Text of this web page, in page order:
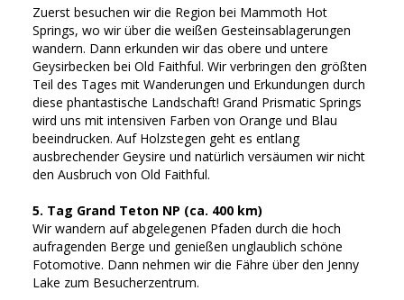
Zuerst besuchen wir die Region bei Mammoth Hot
Springs, wo wir über die weißen Gesteinsablagerungen
wandern. Dann erkunden wir das obere und untere
Geysirbecken bei Old Faithful. Wir verbringen den größten
Teil des Tages mit Wanderungen und Erkundungen durch
diese phantastische Landschaft! Grand Prismatic Springs
wird uns mit intensiven Farben von Orange und Blau
beeindrucken. Auf Holzstegen geht es entlang
ausbrechender Geysire und natürlich versäumen wir nicht
den Ausbruch von Old Faithful.
5. Tag Grand Teton NP (ca. 400 km)
Wir wandern auf abgelegenen Pfaden durch die hoch
aufragenden Berge und genießen unglaublich schöne
Fotomotive. Dann nehmen wir die Fähre über den Jenny
Lake zum Besucherzentrum.